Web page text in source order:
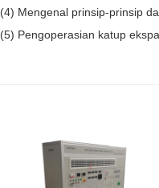
(4) Mengenal prinsip-prinsip
(5) Pengoperasian katup